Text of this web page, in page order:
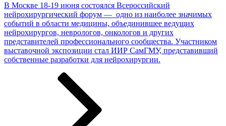
В Москве 18-19 июня состоялся Всероссийский
нейрохирургический форум — одно из наиболее значимых
событий в области медицины, объединившее ведущих
нейрохирургов, неврологов, онкологов и других
представителей профессионального сообщества. Участником
выставочной экспозиции стал ИИР СамГМУ, представивший
собственные разработки ­­­для нейрохирургии.